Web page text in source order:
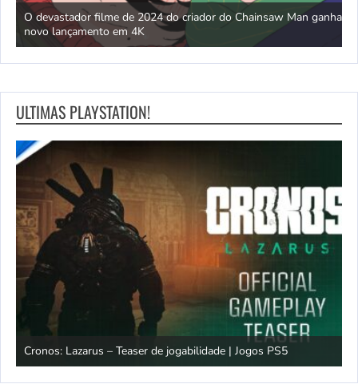
O devastador filme de 2024 do criador do Chainsaw Man ganha
novo lançamento em 4K
ULTIMAS PLAYSTATION!
Cronos: Lazarus – Teaser de jogabilidade | Jogos PS5